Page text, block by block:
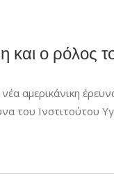
και ο ρόλος
αμερικάνικη
του